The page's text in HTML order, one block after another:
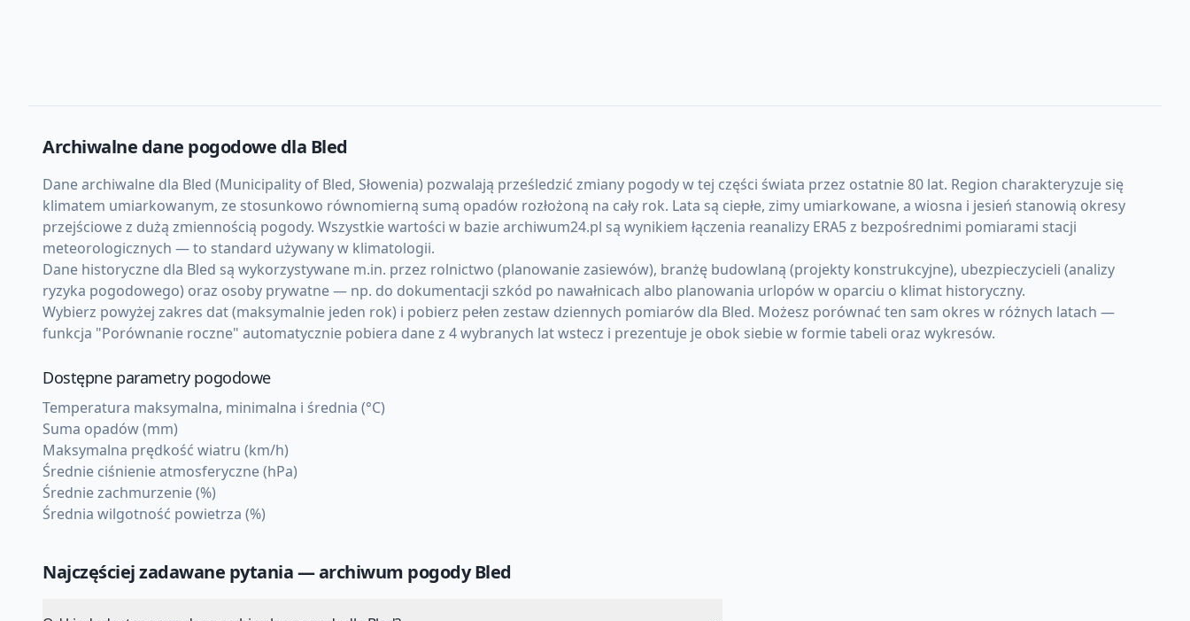
Archiwalne dane pogodowe dla Bled
Dane archiwalne dla Bled (Municipality of Bled, Słowenia) pozwalają prześledzić zmiany pogody w tej części świata przez ostatnie 80 lat. Region charakteryzuje się
klimatem umiarkowanym, ze stosunkowo równomierną sumą opadów rozłożoną na cały rok. Lata są ciepłe, zimy umiarkowane, a wiosna i jesień stanowią okresy
przejściowe z dużą zmiennością pogody. Wszystkie wartości w bazie archiwum24.pl są wynikiem łączenia reanalizy ERA5 z bezpośrednimi pomiarami stacji
meteorologicznych — to standard używany w klimatologii.
Dane historyczne dla Bled są wykorzystywane m.in. przez rolnictwo (planowanie zasiewów), branżę budowlaną (projekty konstrukcyjne), ubezpieczycieli (analizy
ryzyka pogodowego) oraz osoby prywatne — np. do dokumentacji szkód po nawałnicach albo planowania urlopów w oparciu o klimat historyczny.
Wybierz powyżej zakres dat (maksymalnie jeden rok) i pobierz pełen zestaw dziennych pomiarów dla Bled. Możesz porównać ten sam okres w różnych latach —
funkcja "Porównanie roczne" automatycznie pobiera dane z 4 wybranych lat wstecz i prezentuje je obok siebie w formie tabeli oraz wykresów.
Dostępne parametry pogodowe
Temperatura maksymalna, minimalna i średnia (°C)
Suma opadów (mm)
Maksymalna prędkość wiatru (km/h)
Średnie ciśnienie atmosferyczne (hPa)
Średnie zachmurzenie (%)
Średnia wilgotność powietrza (%)
Najczęściej zadawane pytania — archiwum pogodyBled